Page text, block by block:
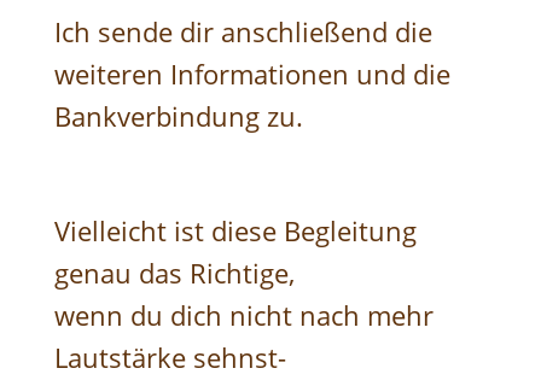
Ich sende dir anschließend die
weiteren Informationen und die
Bankverbindung zu.
Vielleicht ist diese Begleitung
genau das Richtige,
wenn du dich nicht nach mehr
Lautstärke sehnst-